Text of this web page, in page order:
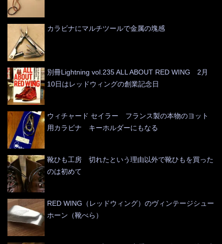
カラビナにマルチツールで金属の塊感
別冊Lightning vol.235 ALL ABOUT RED WING 2月
10日はレッドウィングの創業記念日
ウィチャード セイラー フランス製の本物のヨット
用カラビナ キーホルダーにもなる
靴ひも工房 切れたという理由以外で靴ひもを買った
のは初めて
RED WING（レッドウィング）のヴィンテージシュー
ホーン（靴べら）